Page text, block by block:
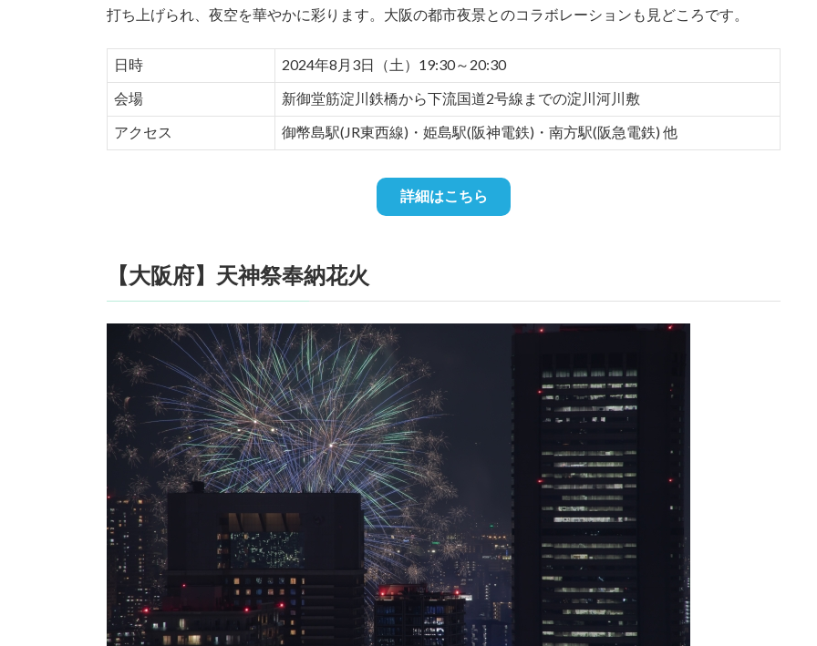
打ち上げられ、夜空を華やかに彩ります。大阪の都市夜景とのコラボレーションも見どころです。
日時
2024年8月3日（土）19:30～20:30
会場
新御堂筋淀川鉄橋から下流国道2号線までの淀川河川敷
アクセス
御幣島駅(JR東西線)・姫島駅(阪神電鉄)・南方駅(阪急電鉄) 他
詳細はこちら
【大阪府】天神祭奉納花火